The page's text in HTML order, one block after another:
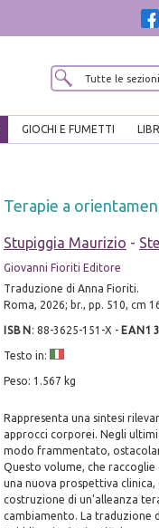
GIOCHI E FUMETTI
Terapie a
Stupiggia Maurizio -
Giovanni Fioriti Editore
Traduzione di Anna Fioriti.
Roma, 2026; br., pp. 510, cm
ISBN : 88-3625-151-X - EAN13
Testo in:
Peso: 1.567 kg
Rappresenta una sintesi
approcci corporei. Negli
modo frammentato,
Questo volume, che
una nuova prospettiva
costruzione di un'alleanza
cambiamento. La traduzione